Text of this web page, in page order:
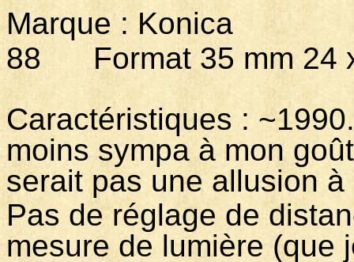
Marque : Konica
88 Format 35 mm 24
Caractéristiques :
moins sympa à mon
serait pas une allusion
Pas de réglage de
mesure de lumière (que